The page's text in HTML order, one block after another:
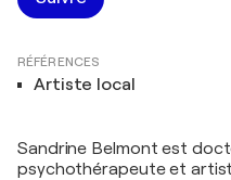
RÉFÉRENCES
Artiste local
Sandrine Belmont est
psychothérapeute et